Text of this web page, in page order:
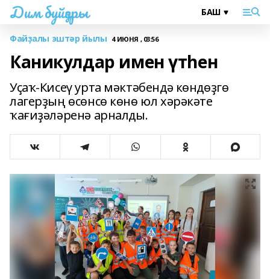
Дим буйҙары
Файҙалы эштәр йылы 4 ИЮНЯ , 03:56
Каникулдар имен үтһен
Уҫаҡ-Кисеү урта мәктәбендә көндөҙгө
лагерҙың өсөнсө көнө юл хәрәкәте
ҡағиҙәләренә арналды.